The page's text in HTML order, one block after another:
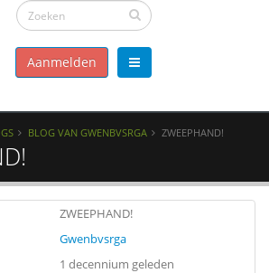
Aanmelden
BLOG VAN GWENBVSRGA ZWEEPHAND!
ZWEEPHAND!
Gwenbvsrga
1 decennium geleden